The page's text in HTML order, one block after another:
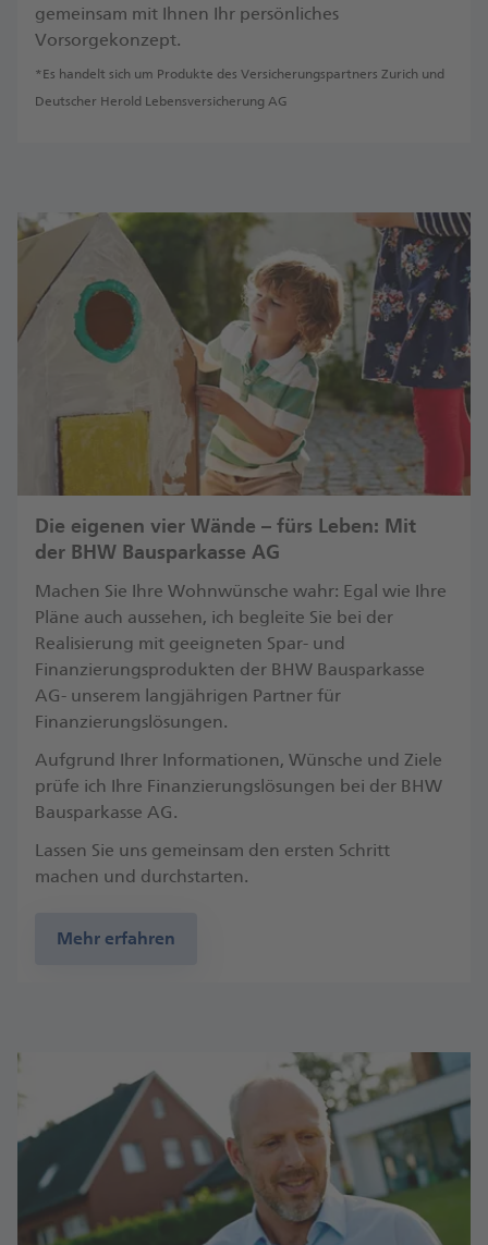
gemeinsam mit Ihnen Ihr persönliches
Vorsorgekonzept.
*Es handelt sich um Produkte des Versicherungspartners Zurich und
Deutscher Herold Lebensversicherung AG
Die eigenen vier Wände – fürs Leben: Mit
der BHW Bausparkasse AG
Machen Sie Ihre Wohnwünsche wahr: Egal wie Ihre
Pläne auch aussehen, ich begleite Sie bei der
Realisierung mit geeigneten Spar- und
Finanzierungsprodukten der BHW Bausparkasse
AG- unserem langjährigen Partner für
Finanzierungslösungen.
Aufgrund Ihrer Informationen, Wünsche und Ziele
prüfe ich Ihre Finanzierungslösungen bei der BHW
Bausparkasse AG.
Lassen Sie uns gemeinsam den ersten Schritt
machen und durchstarten.
Mehr erfahren